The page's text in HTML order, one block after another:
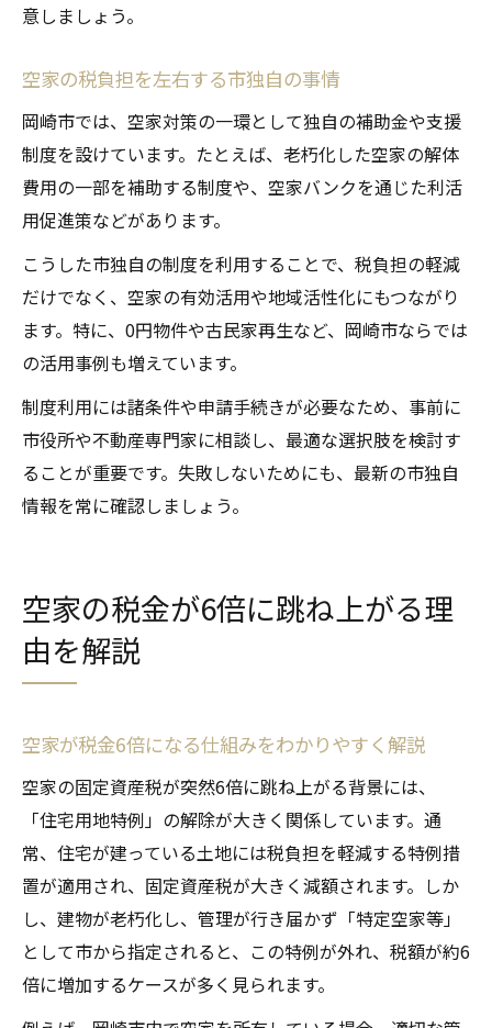
意しましょう。
空家の税負担を左右する市独自の事情
岡崎市では、空家対策の一環として独自の補助金や支援
制度を設けています。たとえば、老朽化した空家の解体
費用の一部を補助する制度や、空家バンクを通じた利活
用促進策などがあります。
こうした市独自の制度を利用することで、税負担の軽減
だけでなく、空家の有効活用や地域活性化にもつながり
ます。特に、0円物件や古民家再生など、岡崎市ならでは
の活用事例も増えています。
制度利用には諸条件や申請手続きが必要なため、事前に
市役所や不動産専門家に相談し、最適な選択肢を検討す
ることが重要です。失敗しないためにも、最新の市独自
情報を常に確認しましょう。
空家の税金が6倍に跳ね上がる理
由を解説
空家が税金6倍になる仕組みをわかりやすく解説
空家の固定資産税が突然6倍に跳ね上がる背景には、
「住宅用地特例」の解除が大きく関係しています。通
常、住宅が建っている土地には税負担を軽減する特例措
置が適用され、固定資産税が大きく減額されます。しか
し、建物が老朽化し、管理が行き届かず「特定空家等」
として市から指定されると、この特例が外れ、税額が約6
倍に増加するケースが多く見られます。